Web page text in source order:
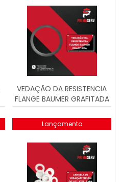
VEDAÇÃO DA RESISTENCIA
FLANGE BAUMER GRAFITADA
Lançamento